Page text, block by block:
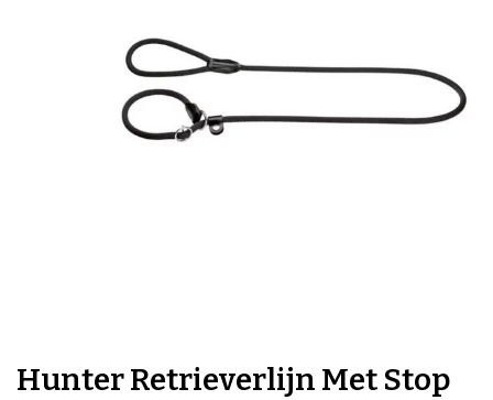
Hunter Retrieverlijn Met Stop